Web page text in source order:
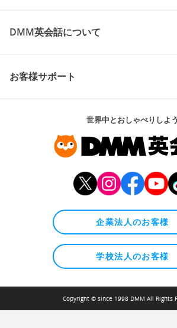
DMM英会話について
お客様サポート
世界中とおしゃべりしよう
企業法人のお客様
学校法人のお客様
Copyright © since 1998 DMM All Rights